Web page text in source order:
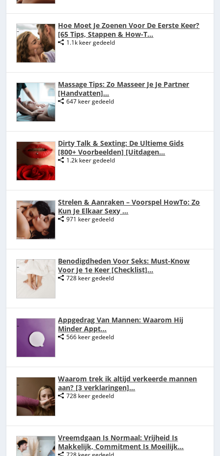
Hoe Moet Je Zoenen Voor De Eerste Keer?
[65 Tips, Stappen & How-T...
1.1k keer gedeeld
Massage Tips: Zo Masseer Je Je Partner
[Handvatten]...
647 keer gedeeld
Dirty Talk & Sexting: De Ultieme Gids
[800+ Voorbeelden] [Uitdagen...
1.2k keer gedeeld
Strelen & Aanraken – Voorspel HowTo: Zo
Kun Je Elkaar Sexy ...
971 keer gedeeld
Benodigdheden Voor Seks: Must-Know
Voor Je 1e Keer [Checklist]...
728 keer gedeeld
Appgedrag Van Mannen: Waarom Hij
Minder Appt...
566 keer gedeeld
Waarom trek ik altijd verkeerde mannen
aan? [3 verklaringen]...
728 keer gedeeld
Vreemdgaan Is Normaal: Vrijheid Is
Makkelijk, Commitment Is Moeilijk...